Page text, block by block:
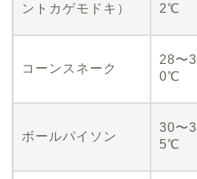
ントカゲモドキ） 2℃
コーンスネーク
28〜3
0℃
ボールパイソン
30〜3
5℃